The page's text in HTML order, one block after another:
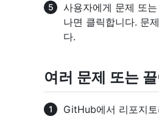
사용자에게 문제 또
나면 클릭합니다. 문
다.
여러 문제 또는
GitHub에서 리포지